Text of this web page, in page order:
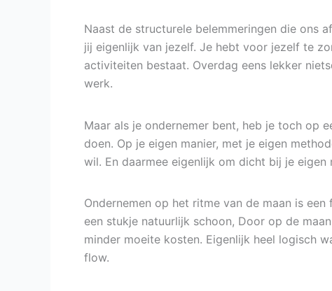
Naast de structurele belemmeringen die ons
jij eigenlijk van jezelf. Je hebt voor jezelf te
activiteiten bestaat. Overdag eens lekker
werk.
Maar als je ondernemer bent, heb je toch op
doen. Op je eigen manier, met je eigen
wil. En daarmee eigenlijk om dicht bij je eigen
Ondernemen op het ritme van de maan is
een stukje natuurlijk schoon, Door op de
minder moeite kosten. Eigenlijk heel logisch
flow.